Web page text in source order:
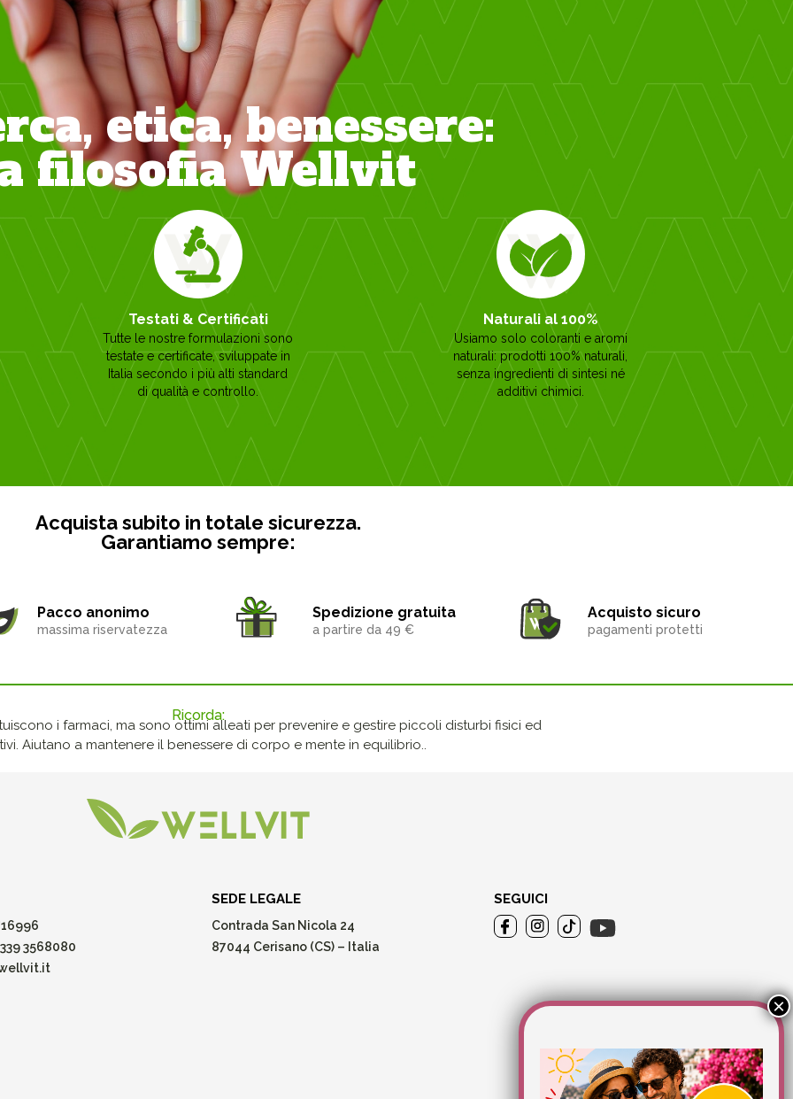
etica, benessere:
filosofia Wellvit
Testati & Certificati
Tutte le nostre formulazioni sono
testate e certificate, sviluppate in
Italia secondo i più alti standard
di qualità e controllo.
Naturali al 100%
Usiamo solo coloranti e aromi
naturali: prodotti 100% naturali,
senza ingredienti di sintesi né
additivi chimici.
Acquista subito in totale sicurezza.
Garantiamo sempre:
Pacco anonimo
massima riservatezza
Spedizione gratuita
a partire da 49 €
Acquisto sicuro
pagamenti protetti
Ricorda:
i farmaci, ma sono ottimi alleati per prevenire e gestire piccoli disturbi fisici ed
Aiutano a mantenere il benessere di corpo e mente in equilibrio..
339 3568080
SEDE LEGALE
Contrada San Nicola 24
87044 Cerisano (CS) – Italia
SEGUICI